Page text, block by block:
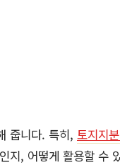
줍니다. 특히, 토지지
지, 어떻게 활용할 수